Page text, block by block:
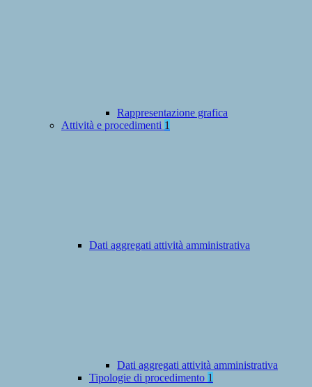
Rappresentazione grafica
Attività e procedimenti 1
Dati aggregati attività amministrativa
Dati aggregati attività amministrativa
Tipologie di procedimento 1